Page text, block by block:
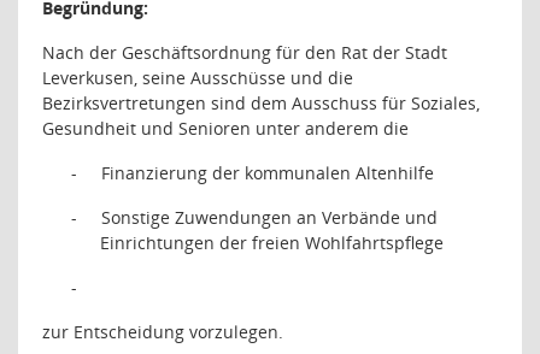
Begründung:
Nach der Geschäftsordnung für den Rat der Stadt
Leverkusen, seine Ausschüsse und die
Bezirksvertretungen sind dem Ausschuss für Soziales,
Gesundheit und Senioren unter anderem die
-
Finanzierung der kommunalen Altenhilfe
-
Sonstige Zuwendungen an Verbände und
Einrichtungen der freien Wohlfahrtspflege
-
zur Entscheidung vorzulegen.